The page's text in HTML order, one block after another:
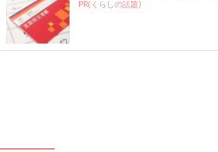
PR(くらしの話題)